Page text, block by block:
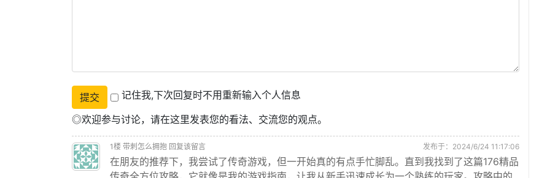
记住我,下次回复时不用重新输入个人信息
◎欢迎参与讨论，请在这里发表您的看法、交流您的观点。
1楼 带刺怎么拥抱 回复该留言 发布于：2024/6/24 11:17:06
在朋友的推荐下，我尝试了传奇游戏，但一开始真的有点手忙脚乱。直到我找到了这篇176精品